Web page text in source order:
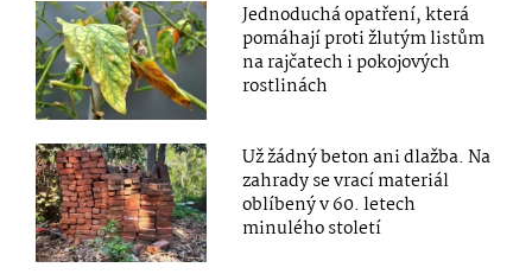
Jednoduchá opatření, která
pomáhají proti žlutým listům
na rajčatech i pokojových
rostlinách
Už žádný beton ani dlažba. Na
zahrady se vrací materiál
oblíbený v 60. letech
minulého století